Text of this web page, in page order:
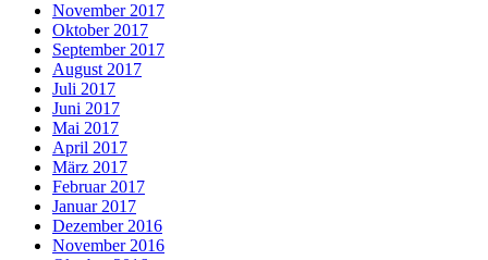
November 2017
Oktober 2017
September 2017
August 2017
Juli 2017
Juni 2017
Mai 2017
April 2017
März 2017
Februar 2017
Januar 2017
Dezember 2016
November 2016